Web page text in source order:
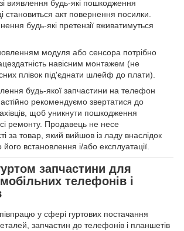
виявлення будь-які пошкодження
становиться акт повернення посилки.
будь-які претензії вживатимуться
модуля або сенсора потрібно
навісним монтажем (не
плівок під'єднати шлейф до плати).
будь-якої запчастини на телефон
рекомендуємо звертатися до
щоб уникнути пошкодження
ремонту. Продавець не несе
за товар, який вийшов із ладу внаслідок
встановлення і/або експлуатації.
запчастини для
телефонів і
у сфері гуртових постачання
запчастин до телефонів і планшетів